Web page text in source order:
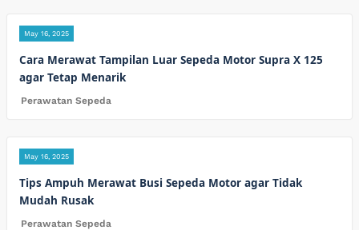
May 16, 2025
Cara Merawat Tampilan Luar Sepeda Motor Supra X 125
agar Tetap Menarik
Perawatan Sepeda
May 16, 2025
Tips Ampuh Merawat Busi Sepeda Motor agar Tidak
Mudah Rusak
Perawatan Sepeda